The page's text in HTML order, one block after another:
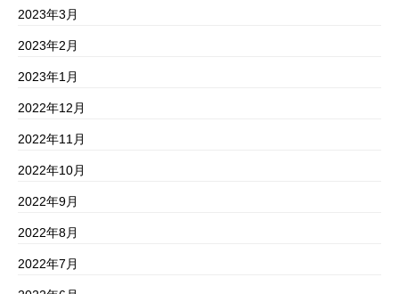
2023年3月
2023年2月
2023年1月
2022年12月
2022年11月
2022年10月
2022年9月
2022年8月
2022年7月